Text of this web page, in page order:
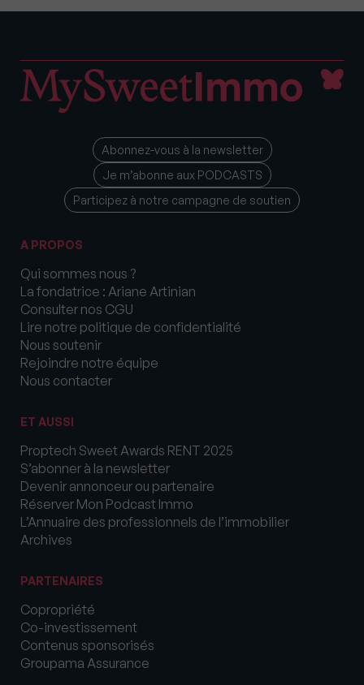
Abonnez-vous à la newsletter
Je m’abonne aux PODCASTS
Participez à notre campagne de soutien
A PROPOS
Qui sommes nous ?
La fondatrice : Ariane Artinian
Consulter nos CGU
Lire notre politique de confidentialité
Nous soutenir
Rejoindre notre équipe
Nous contacter
ET AUSSI
Proptech Sweet Awards RENT 2025
S’abonner à la newsletter
Devenir annonceur ou partenaire
Réserver Mon Podcast Immo
L’Annuaire des professionnels de l’immobilier
Archives
PARTENAIRES
Copropriété
Co-investissement
Contenus sponsorisés
Groupama Assurance